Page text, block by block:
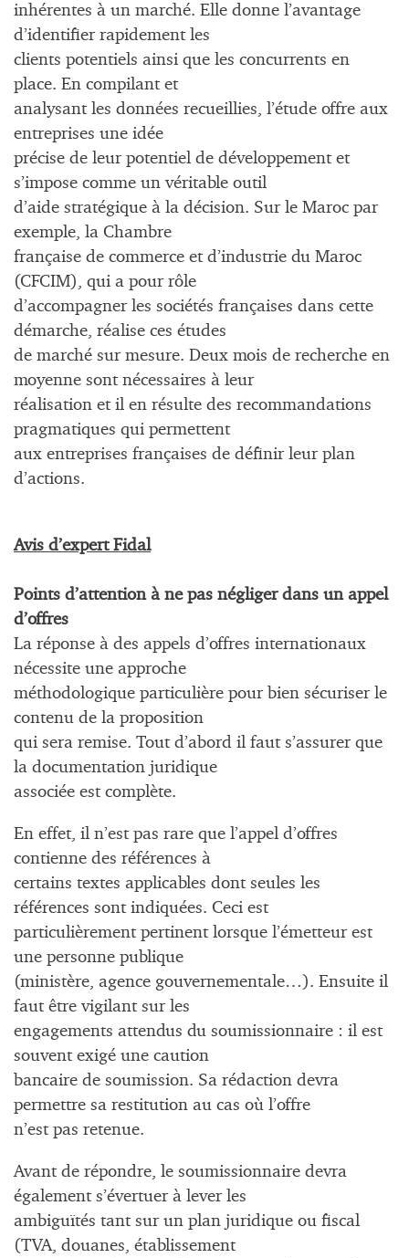
inhérentes à un marché. Elle donne l’avantage
d’identifier rapidement les
clients potentiels ainsi que les concurrents en
place. En compilant et
analysant les données recueillies, l’étude offre aux
entreprises une idée
précise de leur potentiel de développement et
s’impose comme un véritable outil
d’aide stratégique à la décision. Sur le Maroc par
exemple, la Chambre
française de commerce et d’industrie du Maroc
(CFCIM), qui a pour rôle
d’accompagner les sociétés françaises dans cette
démarche, réalise ces études
de marché sur mesure. Deux mois de recherche en
moyenne sont nécessaires à leur
réalisation et il en résulte des recommandations
pragmatiques qui permettent
aux entreprises françaises de définir leur plan
d’actions.
Avis d’expert Fidal
Points d’attention à ne pas négliger dans un appel
d’offres
La réponse à des appels d’offres internationaux
nécessite une approche
méthodologique particulière pour bien sécuriser le
contenu de la proposition
qui sera remise. Tout d’abord il faut s’assurer que
la documentation juridique
associée est complète.
En effet, il n’est pas rare que l’appel d’offres
contienne des références à
certains textes applicables dont seules les
références sont indiquées. Ceci est
particulièrement pertinent lorsque l’émetteur est
une personne publique
(ministère, agence gouvernementale…). Ensuite il
faut être vigilant sur les
engagements attendus du soumissionnaire : il est
souvent exigé une caution
bancaire de soumission. Sa rédaction devra
permettre sa restitution au cas où l’offre
n’est pas retenue.
Avant de répondre, le soumissionnaire devra
également s’évertuer à lever les
ambiguïtés tant sur un plan juridique ou fiscal
(TVA, douanes, établissement